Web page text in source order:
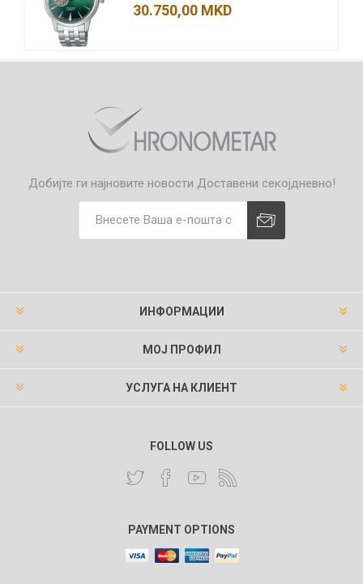
30.750,00 MKD
Добијте ги најновите новости Доставени секојдневно!
ИНФОРМАЦИИ
МОЈ ПРОФИЛ
УСЛУГА НА КЛИЕНТ
FOLLOW US
PAYMENT OPTIONS